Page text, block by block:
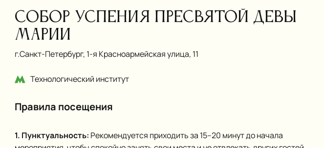
Собор Успения Пресвятой Девы
Марии
г.Санкт‑Петербург, 1-я Красноармейская улица, 11
Технологический институт
Правила посещения
1. Пунктуальность: Рекомендуется приходить за 15–20 минут до начала